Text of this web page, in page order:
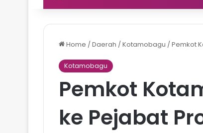
Home /Daerah /Kotamobagu /Pemkot
Kotamobagu
Pemkot
ke Pejabat